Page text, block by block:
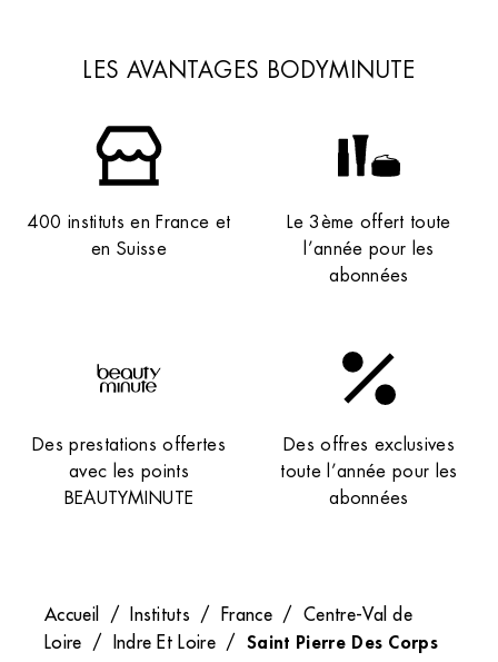
LES AVANTAGES BODYMINUTE
400 instituts en France et
en Suisse
Le 3ème offert toute
l’année pour les
abonnées
Des prestations offertes
avec les points
BEAUTYMINUTE
Des offres exclusives
toute l’année pour les
abonnées
Accueil / Instituts / France / Centre-Val de
Loire / Indre Et Loire / Saint Pierre Des Corps